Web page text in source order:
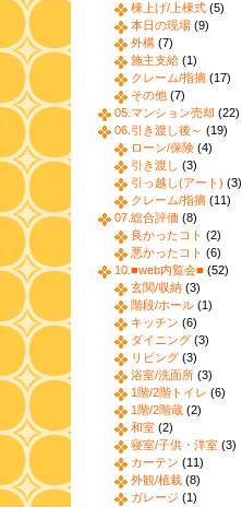
棟上げ/上棟式 (5)
本日の現場 (9)
外構 (7)
施主支給 (1)
クレーム/指摘 (17)
その他 (7)
05.マンション売却 (22)
06.引き渡し後～ (19)
ローン/保険 (4)
引き渡し (3)
引っ越し(アート) (3)
クレーム/指摘 (11)
07.総合評価 (8)
良かったコト (2)
悪かったコト (6)
10.■web内覧会■ (52)
玄関/収納 (3)
階段/ホール (1)
キッチン (6)
ダイニング (3)
リビング (3)
浴室/洗面所 (3)
1階/2階トイレ (6)
1階/2階蔵 (2)
和室 (2)
寝室/子供・洋室 (3)
カーテン (11)
外観/植栽 (8)
ガレージ (1)